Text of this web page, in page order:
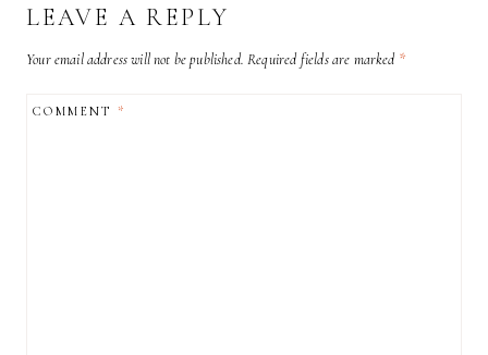
LEAVE A REPLY
Your email address will not be published. Required fields are marked *
COMMENT*